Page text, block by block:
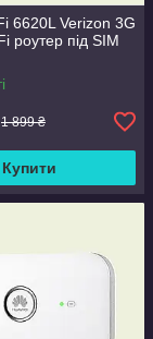
6620L Verizon 3G
роутер під SIM
1 899 ₴
Купити